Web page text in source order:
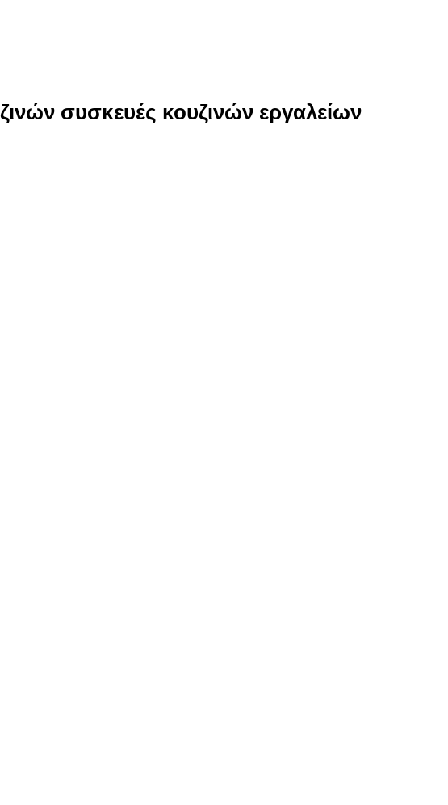
συσκευές κουζινών εργαλείων